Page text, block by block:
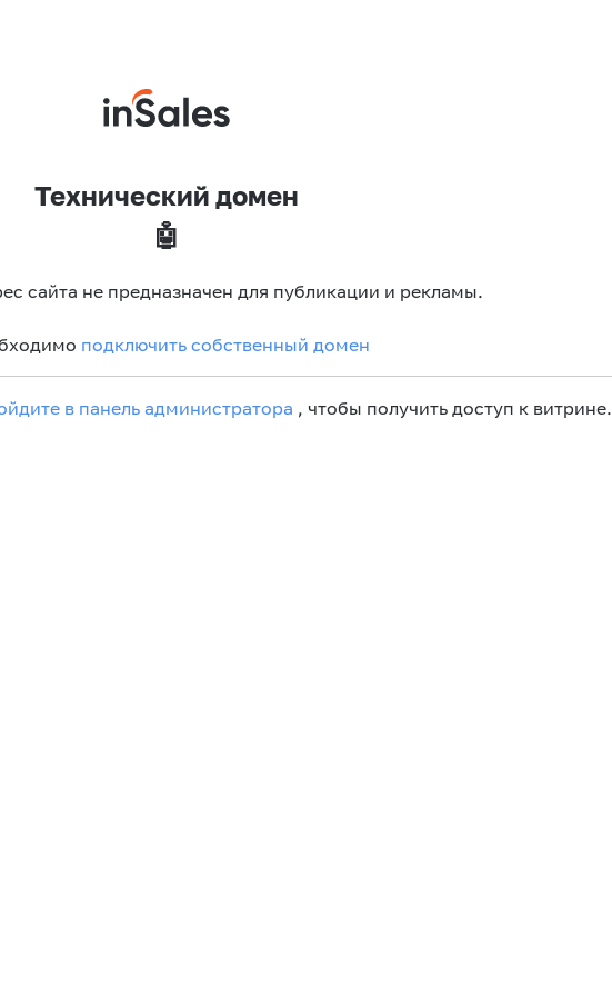
Технический домен
🤖
сайта не предназначен для публикации и рекламы.
подключить собственный домен
в панель администратора , чтобы получить доступ к витрине.